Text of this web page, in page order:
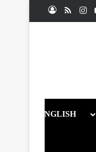
يوتيوبانستقرامملخص الموقع RSS
ENGLISH